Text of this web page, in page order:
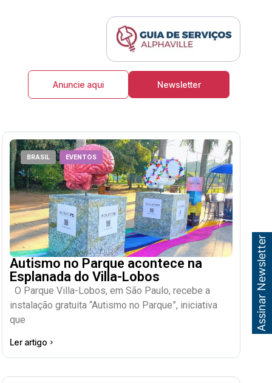
Anuncie aqui Newsletter
BRASIL EVENTOS
Autismo no Parque acontece na
Esplanada do Villa-Lobos
O Parque Villa-Lobos, em São Paulo, recebe a
instalação gratuita “Autismo no Parque”, iniciativa
que
Ler artigo
Assinar Newsletter